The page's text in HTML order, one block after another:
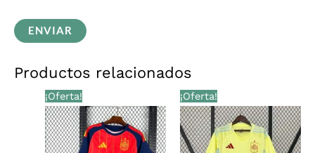
Productos relacionados
¡Oferta!
El
precio
original
era:
€28,00.
precio
actual
es:
€25,99.
¡Oferta!
El
precio
original
era:
€28,00.
precio
actual
es:
€25,99.